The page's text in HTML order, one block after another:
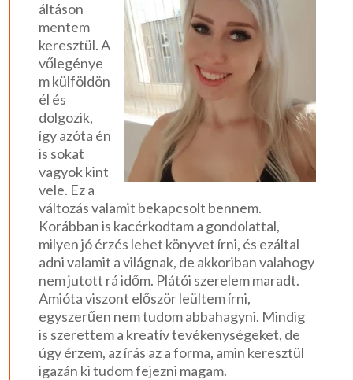
áltáson
mentem
keresztül. A
vőlegénye
m külföldön
él és
dolgozik,
így azóta én
is sokat
vagyok kint
vele. Ez a
változás valamit bekapcsolt bennem.
Korábban is kacérkodtam a gondolattal,
milyen jó érzés lehet könyvet írni, és ezáltal
adni valamit a világnak, de akkoriban valahogy
nem jutott rá időm. Plátói szerelem maradt.
Amióta viszont először leültem írni,
egyszerűen nem tudom abbahagyni. Mindig
is szerettem a kreatív tevékenységeket, de
úgy érzem, az írás az a forma, amin keresztül
igazán ki tudom fejezni magam.